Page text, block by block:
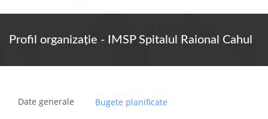
Profil organizație - IMSP Spitalul Raional Cahul
Date generale Bugete planificate